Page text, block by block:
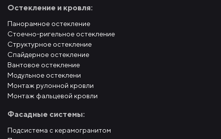
Остекление и кровля:
Панорамное остекление
Стоечно-ригельное остекление
Структурное остекление
Спайдерное остекление
Вантовое остекление
Модульное остеклени
Монтаж рулонной кровли
Монтаж фальцевой кровли
Фасадные системы:
Подсистема с керамогранитом